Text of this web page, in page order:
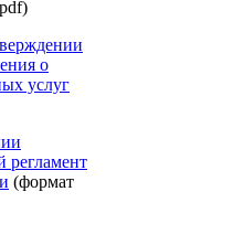
о
услуг
регламент
(формат